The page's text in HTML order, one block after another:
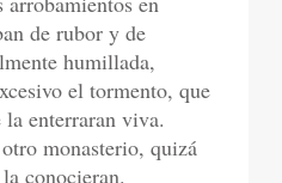
de rubor y de
humillada,
el tormento, que
enterraran viva.
monasterio, quizá
conocieran.